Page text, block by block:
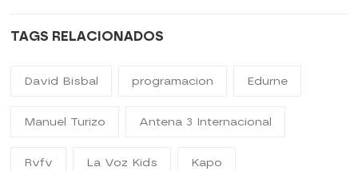
TAGS RELACIONADOS
David Bisbal programacion Edurne
Manuel Turizo Antena 3 Internacional
Rvfv La Voz Kids Kapo